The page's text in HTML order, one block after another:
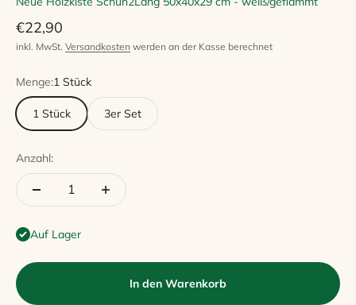
Angebot
€22,90
inkl. MwSt. Versandkosten werden an der Kasse berechnet
Menge:1 Stück
1 Stück 3er Set
Anzahl:
Auf Lager
In den Warenkorb